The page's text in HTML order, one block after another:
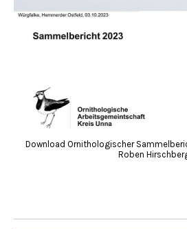
Download Ornithologischer
Roben